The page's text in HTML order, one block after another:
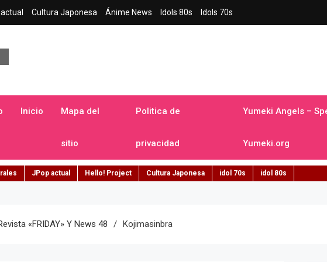
Cultura Japonesa Ánime News Idols 80s Idols 70s
Inicio Mapa del
sitio
Politica de
privacidad
Yumeki Angels –
Yumeki.org
JPop actual Hello! Project Cultura Japonesa idol 70s idol 80s
«FRIDAY» Y News 48 Kojimasinbra